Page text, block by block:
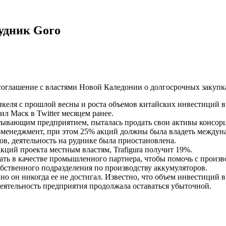
Goro
с властями Новой Каледонии о долгосрочных
с прошлой весны и роста объемов китайских
Маск в Twitter месяцем ранее.
предприятием, пыталась продать свои активы
при этом 25% акций должны была владеть
деятельность на руднике была приостановлена.
проекта местным властям, Trafigura получит 19%.
в качестве промышленного партнера, чтобы помочь с
подразделения по производству аккумуляторов.
он никогда ее не достигал. Известно, что объем
предприятия продолжала оставаться убыточной.